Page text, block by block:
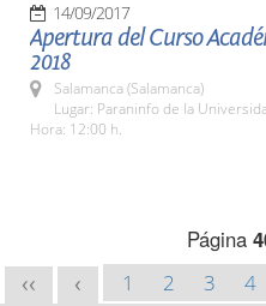
14/09/2017
Apertura del Curso
2018
Salamanca (Salamanca)
Lugar: Paraninfo de la
Hora: 12:00 h.
Página
<< < 1 2 3 4